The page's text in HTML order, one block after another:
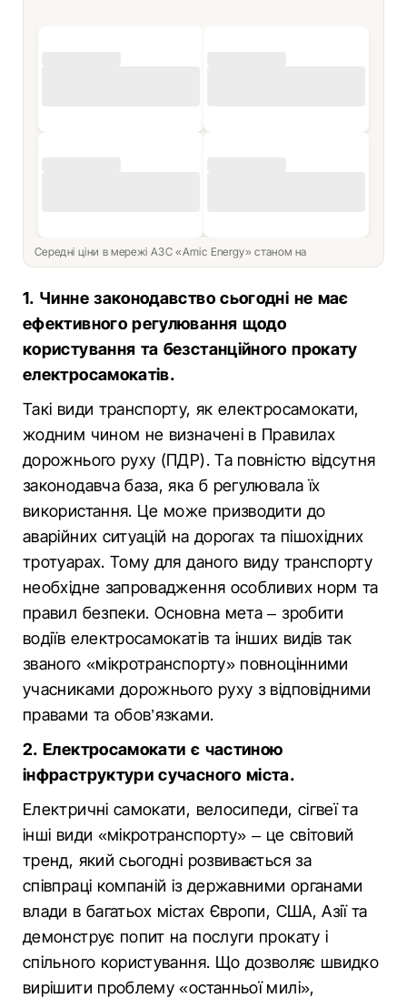
Середні ціни в мережі АЗС «Amic Energy» станом на
1. Чинне законодавство сьогодні не має
ефективного регулювання щодо
користування та безстанційного прокату
електросамокатів.
Такі види транспорту, як електросамокати,
жодним чином не визначені в Правилах
дорожнього руху (ПДР). Та повністю відсутня
законодавча база, яка б регулювала їх
використання. Це може призводити до
аварійних ситуацій на дорогах та пішохідних
тротуарах. Тому для даного виду транспорту
необхідне запровадження особливих норм та
правил безпеки. Основна мета – зробити
водіїв електросамокатів та інших видів так
званого «мікротранспорту» повноцінними
учасниками дорожнього руху з відповідними
правами та обов’язками.
2. Електросамокати є частиною
інфраструктури сучасного міста.
Електричні самокати, велосипеди, сігвеї та
інші види «мікротранспорту» – це світовий
тренд, який сьогодні розвивається за
співпраці компаній із державними органами
влади в багатьох містах Європи, США, Азії та
демонструє попит на послуги прокату і
спільного користування. Що дозволяє швидко
вирішити проблему «останньої милі»,